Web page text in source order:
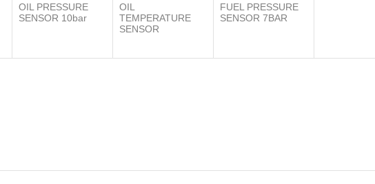
OIL PRESSURE
SENSOR 10bar
OIL
TEMPERATURE
SENSOR
FUEL PRESSURE
SENSOR 7BAR